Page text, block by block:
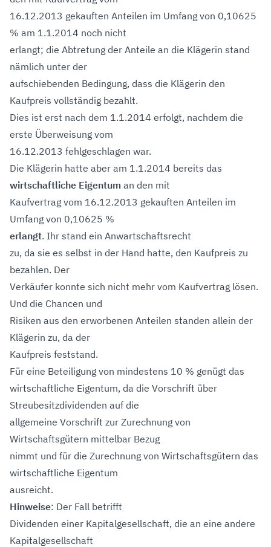
16.12.2013 gekauften Anteilen im Umfang von 0,10625
% am 1.1.2014 noch nicht
erlangt; die Abtretung der Anteile an die Klägerin stand
nämlich unter der
aufschiebenden Bedingung, dass die Klägerin den
Kaufpreis vollständig bezahlt.
Dies ist erst nach dem 1.1.2014 erfolgt, nachdem die
erste Überweisung vom
16.12.2013 fehlgeschlagen war.
Die Klägerin hatte aber am 1.1.2014 bereits das
wirtschaftliche Eigentum an den mit
Kaufvertrag vom 16.12.2013 gekauften Anteilen im
Umfang von 0,10625 %
erlangt. Ihr stand ein Anwartschaftsrecht
zu, da sie es selbst in der Hand hatte, den Kaufpreis zu
bezahlen. Der
Verkäufer konnte sich nicht mehr vom Kaufvertrag lösen.
Und die Chancen und
Risiken aus den erworbenen Anteilen standen allein der
Klägerin zu, da der
Kaufpreis feststand.
Für eine Beteiligung von mindestens 10 % genügt das
wirtschaftliche Eigentum, da die Vorschrift über
Streubesitzdividenden auf die
allgemeine Vorschrift zur Zurechnung von
Wirtschaftsgütern mittelbar Bezug
nimmt und für die Zurechnung von Wirtschaftsgütern das
wirtschaftliche Eigentum
ausreicht.
Hinweise: Der Fall betrifft
Dividenden einer Kapitalgesellschaft, die an eine andere
Kapitalgesellschaft